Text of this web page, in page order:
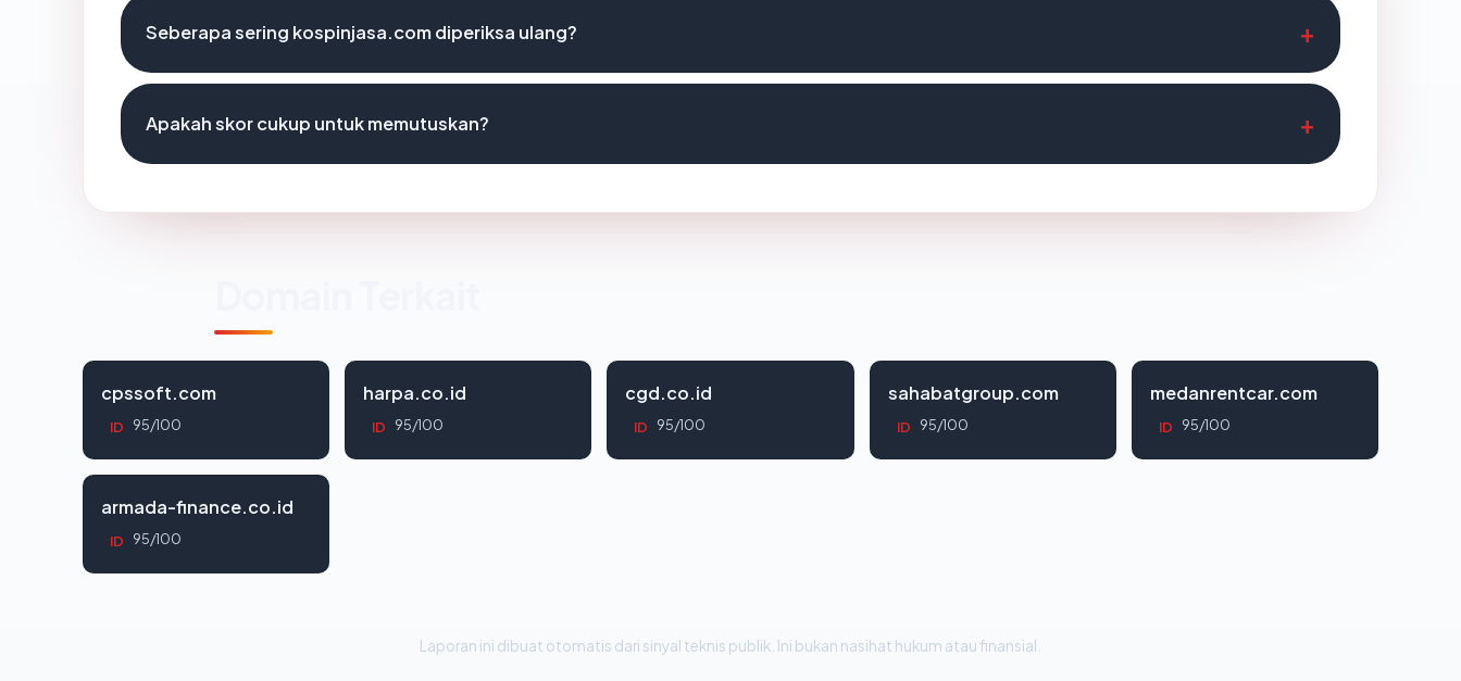
Seberapa sering kospinjasa.com diperiksa ulang?
Apakah skor cukup untuk memutuskan?
cpssoft.com
ID 95/100
harpa.co.id
ID 95/100
cgd.co.id
ID 95/100
sahabatgroup.com
ID 95/100
medanrentcar.com
ID 95/100
armada-finance.co.id
ID 95/100
Laporan ini dibuat otomatis dari sinyal teknis publik. Ini bukan nasihat hukum atau finansial.